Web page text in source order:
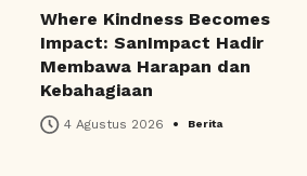
Where Kindness Becomes
Impact: SanImpact Hadir
Membawa Harapan dan
Kebahagiaan
4 Agustus 2026 • Berita